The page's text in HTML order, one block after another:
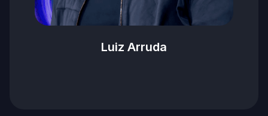
Luiz Arruda